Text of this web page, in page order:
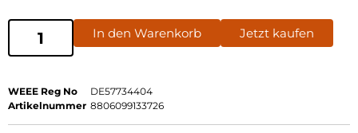
In den Warenkorb Jetzt kaufen
WEEE Reg No
DE57734404
Artikelnummer 8806099133726